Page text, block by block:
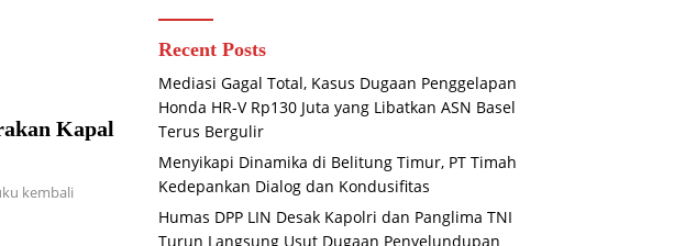
Kapal
kembali
Recent Posts
Mediasi Gagal Total, Kasus Dugaan Penggelapan
Honda HR-V Rp130 Juta yang Libatkan ASN Basel
Terus Bergulir
Menyikapi Dinamika di Belitung Timur, PT Timah
Kedepankan Dialog dan Kondusifitas
Humas DPP LIN Desak Kapolri dan Panglima TNI
Turun Langsung Usut Dugaan Penyelundupan